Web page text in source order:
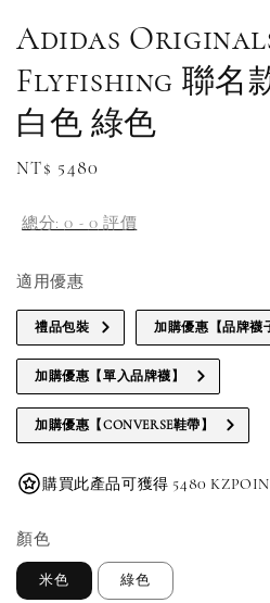
Adidas
Flyfishing 聯名
白色 綠色
Regular
NT$ 5480
總分:0 - 0 評價
適用優惠
禮品包裝 加購優惠【品牌襪
加購優惠【單入品牌襪】
加購優惠【CONVERSE鞋帶】
購買此產品可獲得 5480
顏色
米色 綠色